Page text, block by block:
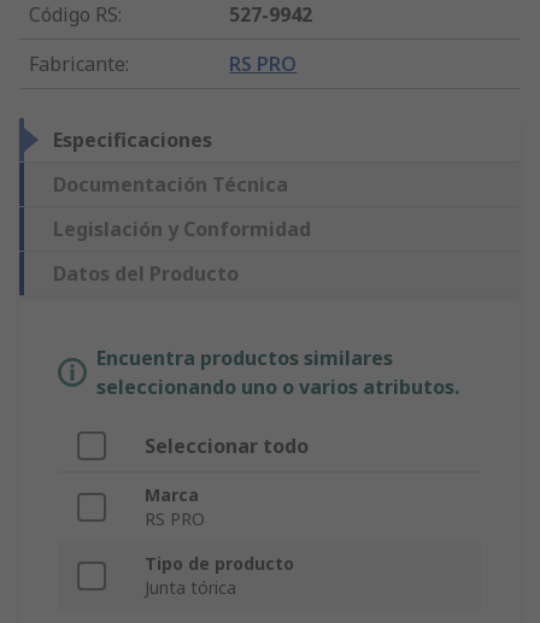
Código RS:
527-9942
Fabricante: RS PRO
Especificaciones
Documentación Técnica
Legislación y Conformidad
Datos del Producto
Encuentra productos similares
seleccionando uno o varios atributos.
Seleccionar todo
Marca
RS PRO
Tipo de producto
Junta tórica